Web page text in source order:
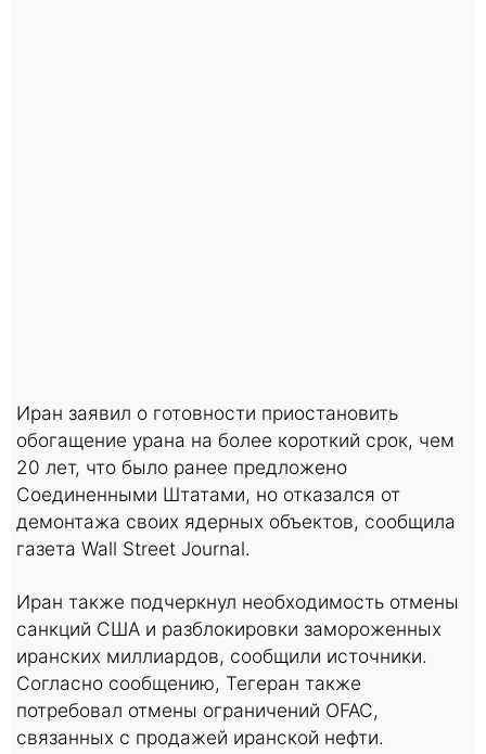
Иран заявил о готовности приостановить
обогащение урана на более короткий срок, чем
20 лет, что было ранее предложено
Соединенными Штатами, но отказался от
демонтажа своих ядерных объектов, сообщила
газета Wall Street Journal.
Иран также подчеркнул необходимость отмены
санкций США и разблокировки замороженных
иранских миллиардов, сообщили источники.
Согласно сообщению, Тегеран также
потребовал отмены ограничений OFAC,
связанных с продажей иранской нефти.